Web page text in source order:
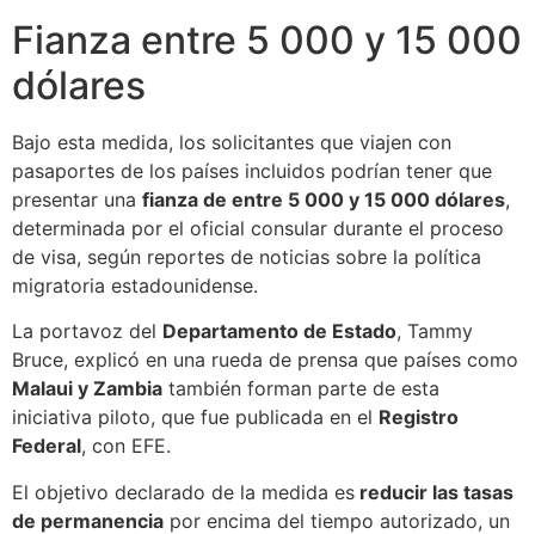
Fianza entre 5 000 y 15 000
dólares
Bajo esta medida, los solicitantes que viajen con
pasaportes de los países incluidos podrían tener que
presentar una fianza de entre 5 000 y 15 000 dólares,
determinada por el oficial consular durante el proceso
de visa, según reportes de noticias sobre la política
migratoria estadounidense.
La portavoz del Departamento de Estado, Tammy
Bruce, explicó en una rueda de prensa que países como
Malaui y Zambia también forman parte de esta
iniciativa piloto, que fue publicada en el Registro
Federal, con EFE.
El objetivo declarado de la medida es reducir las tasas
de permanencia por encima del tiempo autorizado, un